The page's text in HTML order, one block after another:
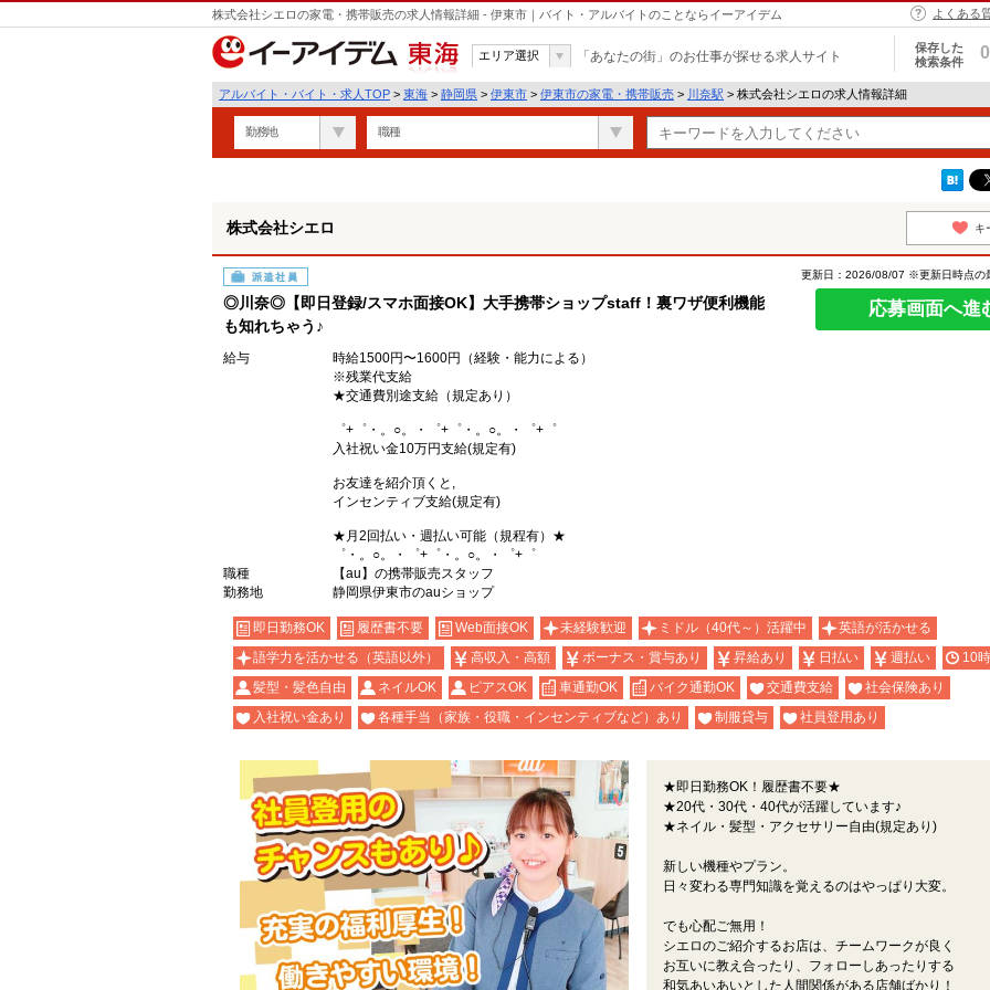
株式会社シエロの家電・携帯販売の求人情報詳細 - 伊東市｜バイト・アルバイトのことならイーアイデム よくある
東海
エリア選択 「あなたの街」のお仕事が探せる求人サイト
保存した
検索条件
0
アルバイト・バイト・求人TOP > 東海 > 静岡県 > 伊東市 > 伊東市の家電・携帯販売 > 川奈駅 > 株式会社シエロの求人情報詳細
勤務地 職種
株式会社シエロ キ
派遣社員
◎川奈◎【即日登録/スマホ面接OK】大手携帯ショップstaff！裏ワザ便利機能
も知れちゃう♪
更新日：2026/08/07 ※更新日時点の
応募画面へ進
給与
時給1500円〜1600円（経験・能力による）
※残業代支給
★交通費別途支給（規定あり）
゜+゜・。○。・゜+゜・。○。・゜+゜
入社祝い金10万円支給(規定有)
お友達を紹介頂くと,
インセンティブ支給(規定有)
★月2回払い・週払い可能（規程有）★
゜・。○。・゜+゜・。○。・゜+゜
職種
【au】の携帯販売スタッフ
勤務地
静岡県伊東市のauショップ
即日勤務OK 履歴書不要 Web面接OK 未経験歓迎 ミドル（40代～）活躍中
英語が活かせる
語学力を活かせる（英語以外）
高収入・高額 ボーナス・賞与あり 昇給あり 日払い 週払い
10
髪型・髪色自由
ネイルOK ピアスOK 車通勤OK バイク通勤OK 交通費支給
社会保険あり
入社祝い金あり
各種手当（家族・役職・インセンティブなど）あり 制服貸与 社員登用あり
★即日勤務OK！履歴書不要★
★20代・30代・40代が活躍しています♪
★ネイル・髪型・アクセサリー自由(規定あり)
新しい機種やプラン。
日々変わる専門知識を覚えるのはやっぱり大変。
でも心配ご無用！
シエロのご紹介するお店は、チームワークが良く
お互いに教え合ったり、フォローしあったりする
和気あいあいとした人間関係がある店舗ばかり！